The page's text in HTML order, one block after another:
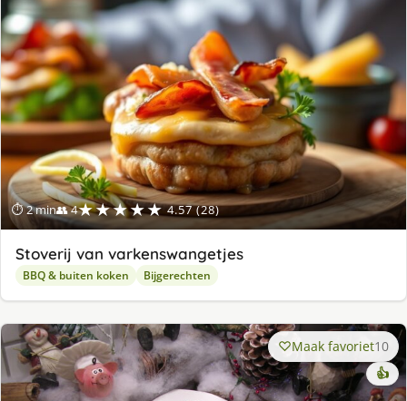
⏱ 2 min👥 4★★★★★ 4.57 (28)
Stoverij van varkenswangetjes
BBQ & buiten koken Bijgerechten
Maak favoriet10
👍